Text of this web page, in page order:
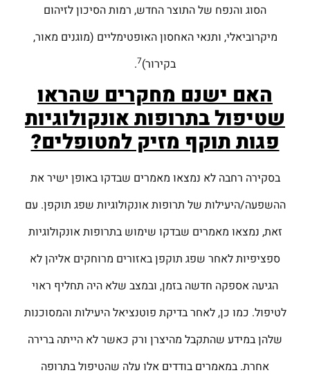
הסוג והנפח של התוצר החדש, רמות הסיכון לזיהום
מיקרוביאלי, ותנאי האחסון האופטימליים (מוגנים מאור,
בקירור)7
.
האם ישנם מחקרים שהראו
שטיפול בתרופות אונקולוגיות
פגות תוקף מזיק למטופלים?
בסקירה רחבה לא נמצאו מאמרים שבדקו באופן ישיר את
ההשפעה/היעילות של תרופות אונקולוגיות שפג תוקפן. עם
זאת, נמצאו מאמרים שבדקו שימוש בתרופות אונקולוגיות
ספציפיות לאחר שפג תוקפן באזורים מרוחקים אליהן לא
הגיעה אספקה חדשה בזמן, ובמצב שלא היה תחליף ראוי
לטיפול. כמו כן, לאחר בדיקת פוטנציאל היעילות והמסוכנות
שלהן במידע שהתקבל מהיצרן ורק כאשר לא הייתה ברירה
אחרת. במאמרים בודדים אלו עלה שהטיפול בתרופה